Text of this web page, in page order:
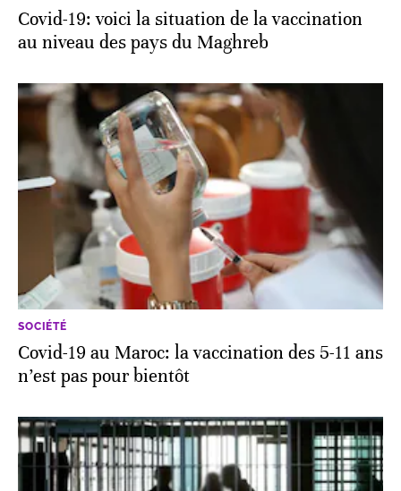
Covid-19: voici la situation de la vaccination
au niveau des pays du Maghreb
SOCIÉTÉ
Covid-19 au Maroc: la vaccination des 5-11 ans
n’est pas pour bientôt